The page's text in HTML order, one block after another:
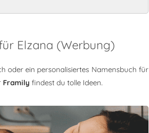
Elzana (Werbung)
oder ein personalisiertes Namensbuch für
Framily findest du tolle Ideen.